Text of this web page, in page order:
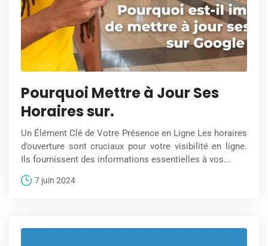
Pourquoi Mettre à Jour Ses
Horaires sur.
Un Élément Clé de Votre Présence en Ligne Les horaires
d’ouverture sont cruciaux pour votre visibilité en ligne.
Ils fournissent des informations essentielles à vos...
7 juin 2024